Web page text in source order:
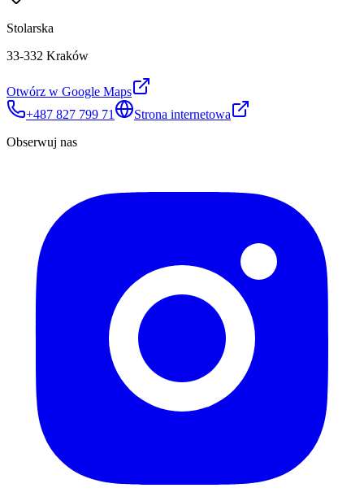
Stolarska
33-332 Kraków
Otwórz w Google Maps
+487 827 799 71
Strona internetowa
Obserwuj nas